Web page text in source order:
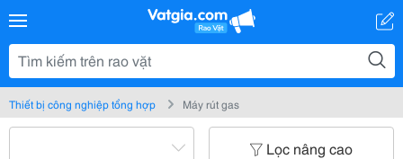
Thiết bị công nghiệp tổng hợp Máy rút gas
Lọc nâng cao